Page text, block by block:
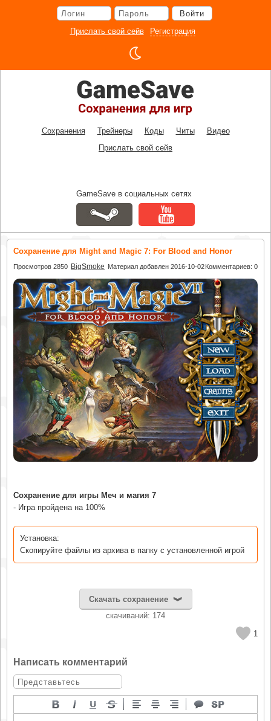
Войти
Прислать свой сейв
Регистрация
Сохранения Трейнеры Коды Читы
Видео
Прислать свой сейв
GameSave в социальных сетях
Сохранение для Might and Magic 7: For Blood and Honor
Просмотров 2850 BigSmoke Материал добавлен 2016-10-02Комментариев: 0
Сохранение для игры Меч и магия 7
- Игра пройдена на 100%
Установка:
Скопируйте файлы из архива в папку с установленной игрой
Скачать сохранение
cкачиваний: 174
1
Написать комментарий